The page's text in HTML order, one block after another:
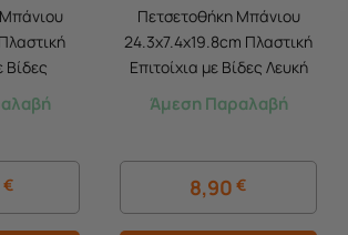
Βίδες
€
Πετσετοθήκη Μπάνιου
24.3x7.4x19.8cm Πλαστική
Επιτοίχια με Βίδες Λευκή
BAMA Ιταλίας
Άμεση Παραλαβή
8,90 €